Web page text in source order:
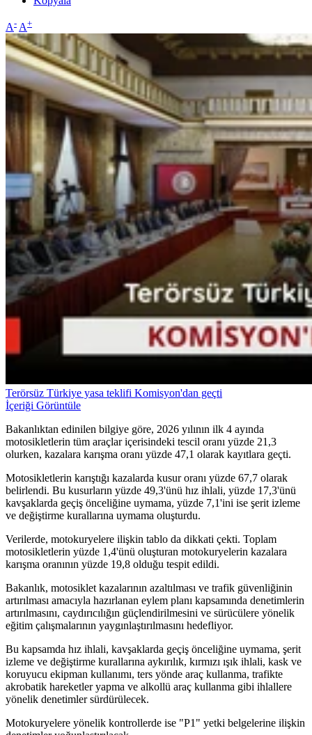
A- A+
Terörsüz Türkiye yasa teklifi Komisyon'dan geçti
İçeriği Görüntüle
Bakanlıktan edinilen bilgiye göre, 2026 yılının ilk 4 ayında
motosikletlerin tüm araçlar içerisindeki tescil oranı yüzde 21,3
olurken, kazalara karışma oranı yüzde 47,1 olarak kayıtlara geçti.
Motosikletlerin karıştığı kazalarda kusur oranı yüzde 67,7 olarak
belirlendi. Bu kusurların yüzde 49,3'ünü hız ihlali, yüzde 17,3'ünü
kavşaklarda geçiş önceliğine uymama, yüzde 7,1'ini ise şerit izleme
ve değiştirme kurallarına uymama oluşturdu.
Verilerde, motokuryelere ilişkin tablo da dikkati çekti. Toplam
motosikletlerin yüzde 1,4'ünü oluşturan motokuryelerin kazalara
karışma oranının yüzde 19,8 olduğu tespit edildi.
Bakanlık, motosiklet kazalarının azaltılması ve trafik güvenliğinin
artırılması amacıyla hazırlanan eylem planı kapsamında denetimlerin
artırılmasını, caydırıcılığın güçlendirilmesini ve sürücülere yönelik
eğitim çalışmalarının yaygınlaştırılmasını hedefliyor.
Bu kapsamda hız ihlali, kavşaklarda geçiş önceliğine uymama, şerit
izleme ve değiştirme kurallarına aykırılık, kırmızı ışık ihlali, kask ve
koruyucu ekipman kullanımı, ters yönde araç kullanma, trafikte
akrobatik hareketler yapma ve alkollü araç kullanma gibi ihlallere
yönelik denetimler sürdürülecek.
Motokuryelere yönelik kontrollerde ise "P1" yetki belgelerine ilişkin